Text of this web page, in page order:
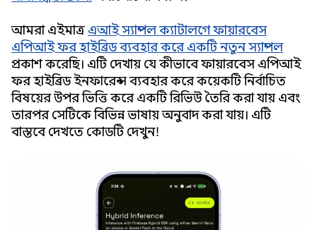
আমরা এইমাত্র এআই স্যাম্পল ক্যাটালগে ফায়ারবেস
এপিআই ফর হাইব্রিড ব্যবহার করে একটি নতুন স্যাম্পল
প্রকাশ করেছি। এটি দেখায় যে কীভাবে ফায়ারবেস এপিআই
ফর হাইব্রিড ইনফারেন্স ব্যবহার করে কয়েকটি নির্বাচিত
বিষয়ের উপর ভিত্তি করে একটি রিভিউ তৈরি করা যায় এবং
তারপর সেটিকে বিভিন্ন ভাষায় অনুবাদ করা যায়। এটি
বাস্তবে দেখতে কোডটি দেখুন!